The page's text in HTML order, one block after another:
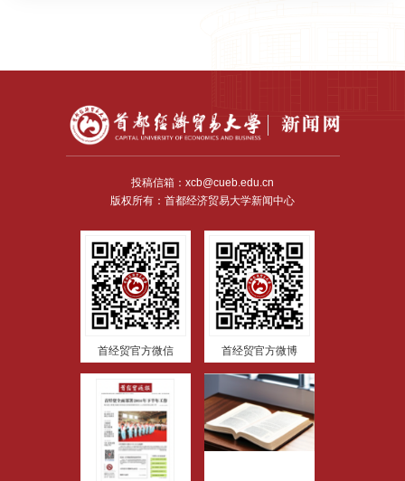
投稿信箱：xcb@cueb.edu.cn
版权所有：首都经济贸易大学新闻中心
首经贸官方微信 首经贸官方微博